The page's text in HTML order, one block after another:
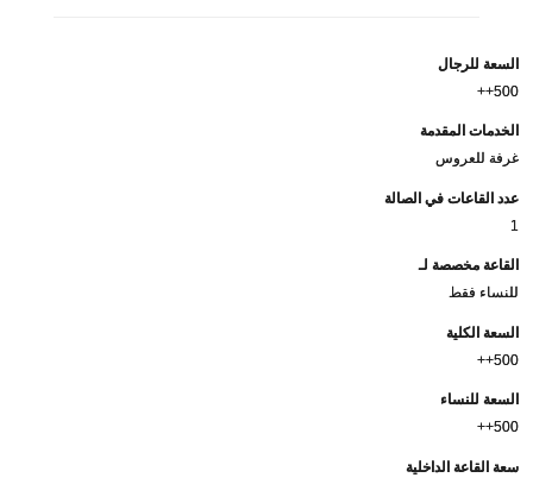
السعة للرجال
500++
الخدمات المقدمة
غرفة للعروس
عدد القاعات في الصالة
1
القاعة مخصصة لـ
للنساء فقط
السعة الكلية
500++
السعة للنساء
500++
سعة القاعة الداخلية